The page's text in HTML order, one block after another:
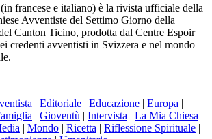
francese e italiano) è la rivista ufficiale della
Avventiste del Settimo Giorno della
Canton Ticino, prodotta dal Centre Espoir
credenti avventisti in Svizzera e nel mondo
| Editoriale | Educazione | Europa |
| Gioventù | Intervista | La Mia Chiesa |
| Mondo | Ricetta | Riflessione Spirituale |